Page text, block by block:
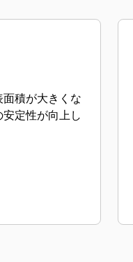
積が大きくな
定性が向上し